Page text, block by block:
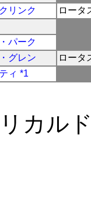
リンク
ロータ
パーク
グレン
ロータ
ィ *1
カル